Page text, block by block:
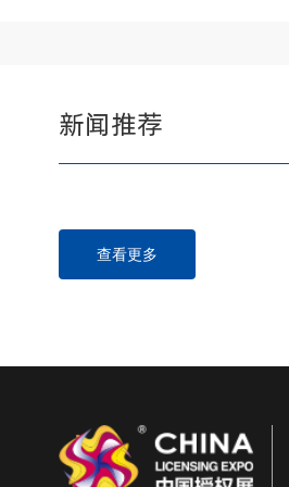
新闻推荐
查看更多